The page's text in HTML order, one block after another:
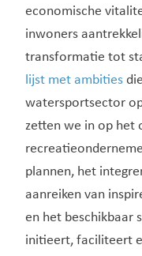
economische
inwoners
transformatie tot
lijst met ambities
watersportsector
zetten we in op het
plannen, het
aanreiken van
en het beschikbaar
initieert, faciliteert